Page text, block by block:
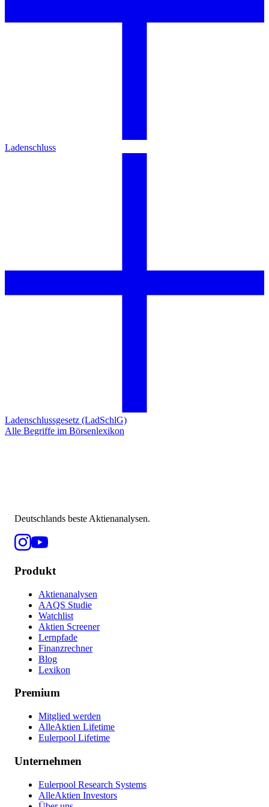
Ladenschluss
Ladenschlussgesetz (LadSchlG)
Alle Begriffe im Börsenlexikon
Deutschlands beste Aktienanalysen.
Produkt
Aktienanalysen
AAQS Studie
Watchlist
Aktien Screener
Lernpfade
Finanzrechner
Blog
Lexikon
Premium
Mitglied werden
AlleAktien Lifetime
Eulerpool Lifetime
Unternehmen
Eulerpool Research Systems
AlleAktien Investors